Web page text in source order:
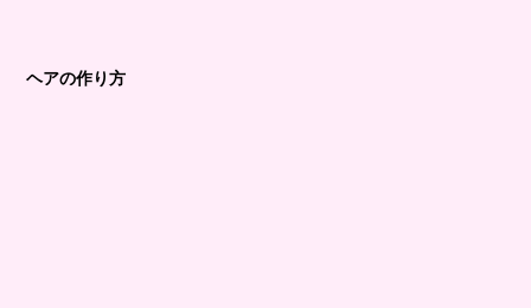
ヘアの作り方